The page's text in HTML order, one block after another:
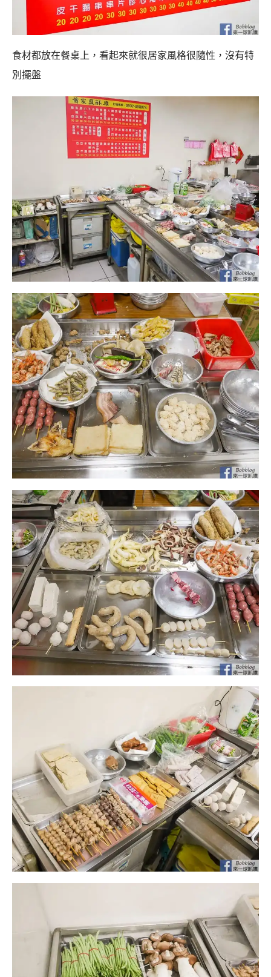
食材都放在餐桌上，看起來就很居家風格很隨性，沒有特
別擺盤